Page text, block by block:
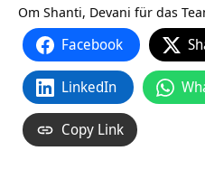
Om Shanti, Devani für das
Facebook
LinkedIn
Copy Link